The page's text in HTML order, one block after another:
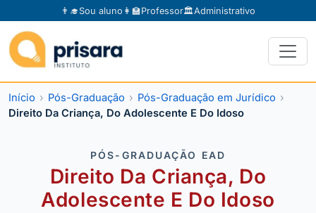
👨‍🎓Sou aluno 👩‍🏫Professor🏛️Administrativo
Início Pós-Graduação
Pós-Graduação em Jurídico
Direito Da Criança, Do Adolescente E Do Idoso
PÓS-GRADUAÇÃO EAD
Direito Da Criança, Do
Adolescente E Do Idoso